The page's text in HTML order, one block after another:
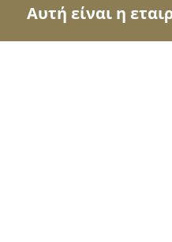
Αυτή είναι η